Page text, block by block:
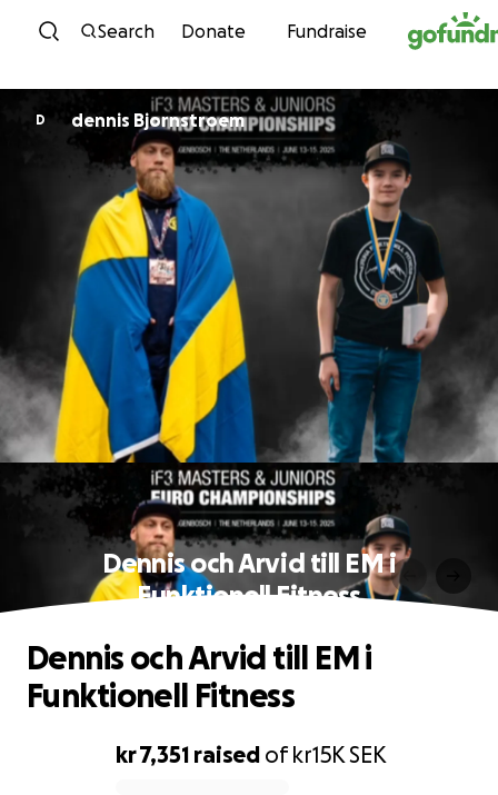
Skip to content
Search Donate Fundraise
D dennis Bjornstroem
Dennis och Arvid till EM i
Funktionell Fitness
kr 7,351 raised ofkr15KSEK
Dennis och Arvid till EM i
Funktionell Fitness